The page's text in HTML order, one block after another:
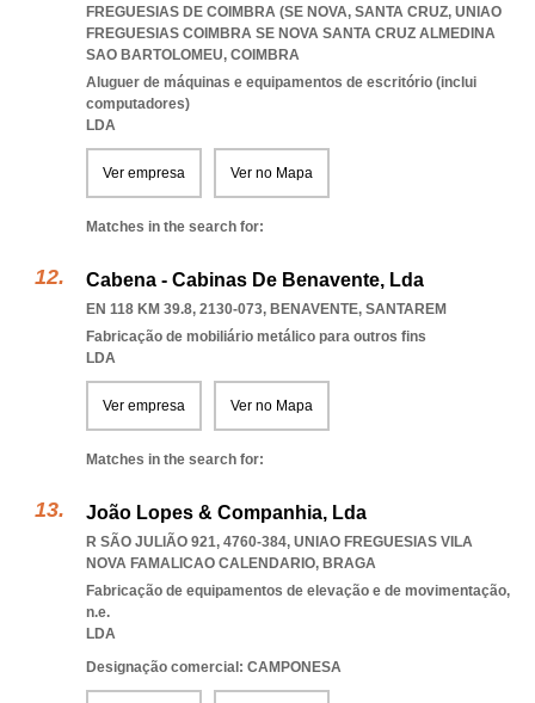
FREGUESIAS DE COIMBRA (SE NOVA, SANTA CRUZ, UNIAO
FREGUESIAS COIMBRA SE NOVA SANTA CRUZ ALMEDINA
SAO BARTOLOMEU, COIMBRA
Aluguer de máquinas e equipamentos de escritório (inclui
computadores)
LDA
Ver empresa Ver no Mapa
Matches in the search for:
Cabena - Cabinas De Benavente, Lda
EN 118 KM 39.8, 2130-073, BENAVENTE, SANTAREM
Fabricação de mobiliário metálico para outros fins
LDA
Ver empresa Ver no Mapa
Matches in the search for:
João Lopes & Companhia, Lda
R SÃO JULIÃO 921, 4760-384, UNIAO FREGUESIAS VILA
NOVA FAMALICAO CALENDARIO, BRAGA
Fabricação de equipamentos de elevação e de movimentação,
n.e.
LDA
Designação comercial: CAMPONESA